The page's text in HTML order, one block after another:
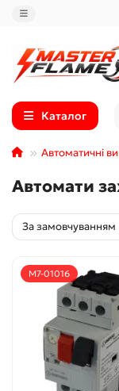
Каталог
Автоматичні
Автомати
M7-01016